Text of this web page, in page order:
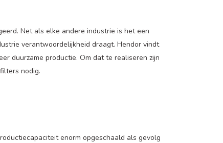
Net als elke andere industrie is het een
verantwoordelijkheid draagt. Hendor vindt
duurzame productie. Om dat te realiseren zijn
nodig.
enorm opgeschaald als gevolg